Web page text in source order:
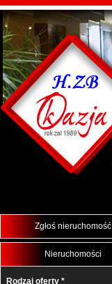
Zgłoś nieruchomość
Nieruchomości
Rodzaj oferty *